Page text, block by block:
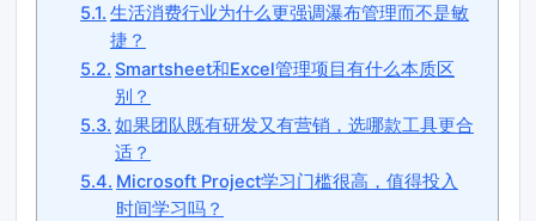
生活消费行业为什么更强调瀑布管理而不是敏
捷？
Smartsheet和Excel管理项目有什么本质区
别？
如果团队既有研发又有营销，选哪款工具更合
适？
Microsoft Project学习门槛很高，值得投入
时间学习吗？